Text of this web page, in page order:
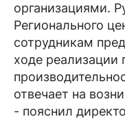
организациями.
Регионального
сотрудникам
ходе
отвечает на
- пояснил